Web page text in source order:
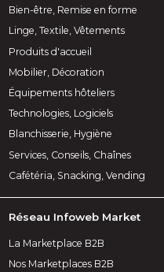
Bien-être, Remise en forme
Linge, Textile, Vêtements
Produits d'accueil
Mobilier, Décoration
Équipements hôteliers
Technologies, Logiciels
Blanchisserie, Hygiène
Services, Conseils, Chaînes
Cafétéria, Snacking, Vending
Réseau Infoweb Market
La Marketplace B2B
Nos Marketplaces B2B